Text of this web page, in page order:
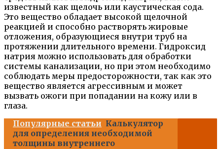
известный как щелочь или каустическая сода.
Это вещество обладает высокой щелочной
реакцией и способно растворять жировые
отложения, образующиеся внутри труб на
протяжении длительного времени. Гидроксид
натрия можно использовать для обработки
системы канализации, но при этом необходимо
соблюдать меры предосторожности, так как это
вещество является агрессивным и может
вызвать ожоги при попадании на кожу или в
глаза.
Популярные статьи Калькулятор
для определения необходимой
толщины внутреннего